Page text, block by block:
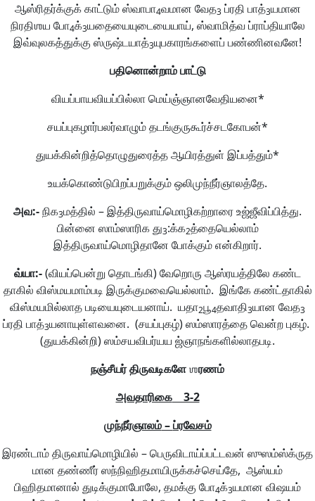
ஆஸ்ரிதர்க்குக் காட்டும் ஸ்வாபா4வமான வேத3 ப்ரதி பாத்3யமான
நிரதிஶய போ4க்3யதையையுடையையாய், ஸ்வாமித்வ ப்ராப்தியாலே
இவ்வுலகத்துக்கு ஸ்ருஷ்டயாத்3யுபகாரங்களைப் பண்ணினவனே!
பதினொன்றாம் பாட்டு
வியப்பாயவியப்பில்லா மெய்ஞ்ஞானவேதியனை*
சயப்புகழார்பலர்வாழும் தடங்குருகூர்ச்சடகோபன்*
துயக்கின்றித்தொழுதுரைத்த ஆயிரத்துள் இப்பத்தும்*
உயக்கொண்டுபிறப்பறுக்கும் ஒலிமுந்நீர்ஞாலத்தே.
அவ:-நிக3மத்தில் – இத்திருவாய்மொழிகற்றாரை உஜ்ஜீவிப்பித்து.
பின்னை ஸாம்ஸாரிக து3:க்க2த்தையெல்லாம்
இத்திருவாய்மொழிதானே போக்கும் என்கிறார்.
வ்யா:-(வியப்பென்று தொடங்கி) வேறொரு ஆஸ்ரயத்திலே கண்ட
தாகில் விஸ்மயமாம்படி இருக்குமவையெல்லாம். இங்கே கண்ட்தாகில்
விஸ்மயமில்லாத படியையுடையனாய். யதா2பூ4தவாதி3யான வேத3
ப்ரதி பாத்3யனாயுள்ளவனை. (சயப்புகழ்) ஸம்ஸாரத்தை வென்ற புகழ்.
(துயக்கின்றி) ஸம்சயவிபர்யய ஜ்ஞாநங்களில்லாதபடி.
நஞ்சீயர்திருவடிகளேஶரணம்
அவதாரிகை3-2
முந்நீர்ஞாலம்–ப்ரவேசம்
இரண்டாம் திருவாய்மொழியில் – பெருவிடாய்ப்பட்டவன் ஸுஸம்ஸ்க்ருத
மான தண்ணீர் ஸந்நிஹிதமாயிருக்கச்செய்தே, ஆஸ்யம்
பிஹிதமானால் துடிக்குமாபோலே, தமக்கு போ4க்3யமான விஷயம்